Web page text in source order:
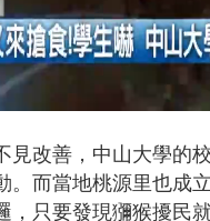
52.56%
見改善，中山大學的
。而當地桃源里也成
，只要發現獼猴擾民